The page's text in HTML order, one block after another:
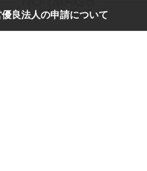
良法人の申請について